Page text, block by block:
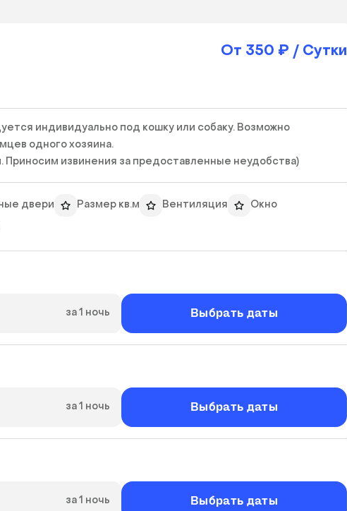
От 350 ₽ / Сутки
индивидуально под кошку или собаку. Возможно
одного хозяина.
извинения за предоставленные неудобства)
двери Размер кв.м Вентиляция Окно
за 1 ночь Выбрать даты
за 1 ночь Выбрать даты
за 1 ночь Выбрать даты